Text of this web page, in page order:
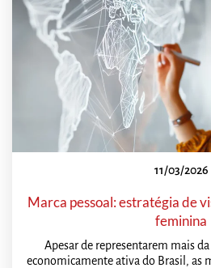
11/03/2026
Marca pessoal: estratégia de
feminina
Apesar de representarem mais
economicamente ativa do Brasil, as